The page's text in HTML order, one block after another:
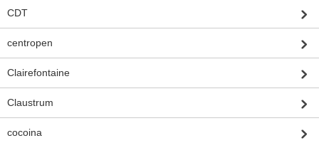
CDT
centropen
Clairefontaine
Claustrum
cocoina